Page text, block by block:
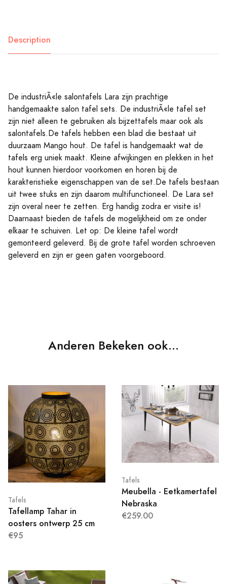
Description
De industriÃ«le salontafels Lara zijn prachtige
handgemaakte salon tafel sets. De industriÃ«le tafel set
zijn niet alleen te gebruiken als bijzettafels maar ook als
salontafels.De tafels hebben een blad die bestaat uit
duurzaam Mango hout. De tafel is handgemaakt wat de
tafels erg uniek maakt. Kleine afwijkingen en plekken in het
hout kunnen hierdoor voorkomen en horen bij de
karakteristieke eigenschappen van de set.De tafels bestaan
uit twee stuks en zijn daarom multifunctioneel. De Lara set
zijn overal neer te zetten. Erg handig zodra er visite is!
Daarnaast bieden de tafels de mogelijkheid om ze onder
elkaar te schuiven. Let op: De kleine tafel wordt
gemonteerd geleverd. Bij de grote tafel worden schroeven
geleverd en zijn er geen gaten voorgeboord.
Anderen Bekeken ook...
Tafels
Tafellamp Tahar in
oosters ontwerp 25 cm
€95
Tafels
Meubella - Eetkamertafel
Nebraska
€259.00